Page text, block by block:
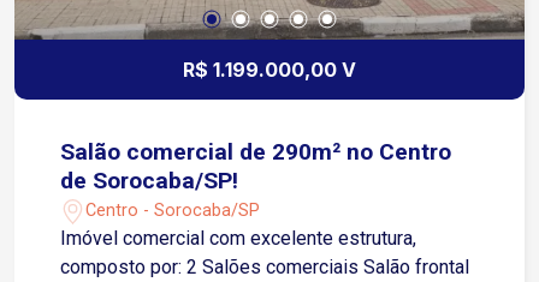
R$ 1.199.000,00 V
Salão comercial de 290m² no Centro
de Sorocaba/SP!
Centro - Sorocaba/SP
Imóvel comercial com excelente estrutura,
composto por: 2 Salões comerciais Salão frontal